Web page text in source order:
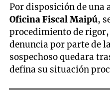
Por disposición de una
Oficina Fiscal Maipú,
procedimiento de rigor,
denuncia por parte de
sospechoso quedara
defina su situación